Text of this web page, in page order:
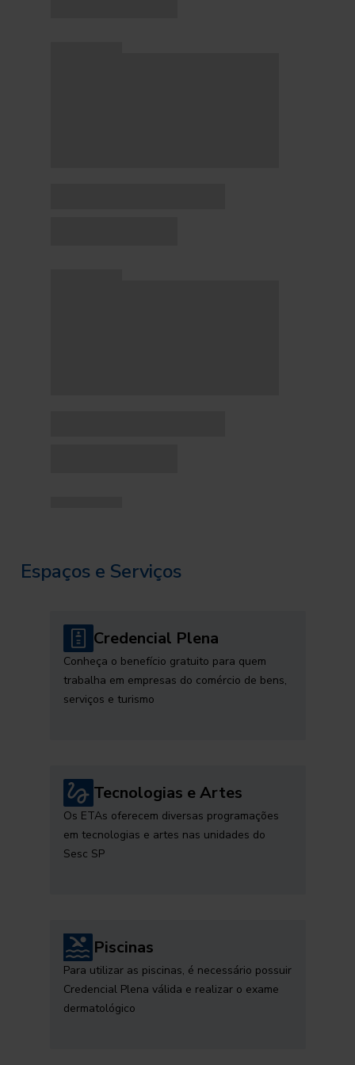
Espaços e Serviços
Credencial Plena
Conheça o benefício gratuito para quem
trabalha em empresas do comércio de bens,
serviços e turismo
Tecnologias e Artes
Os ETAs oferecem diversas programações
em tecnologias e artes nas unidades do
Sesc SP
Piscinas
Para utilizar as piscinas, é necessário possuir
Credencial Plena válida e realizar o exame
dermatológico